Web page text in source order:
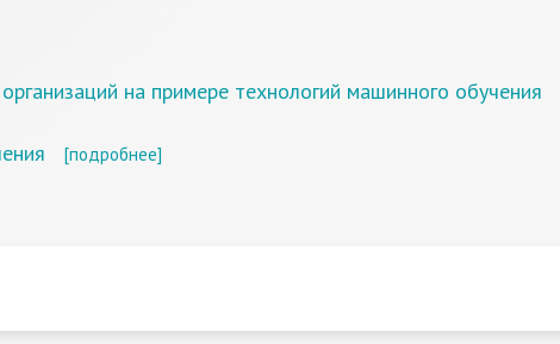
на примере технологий машинного обучения
[подробнее]